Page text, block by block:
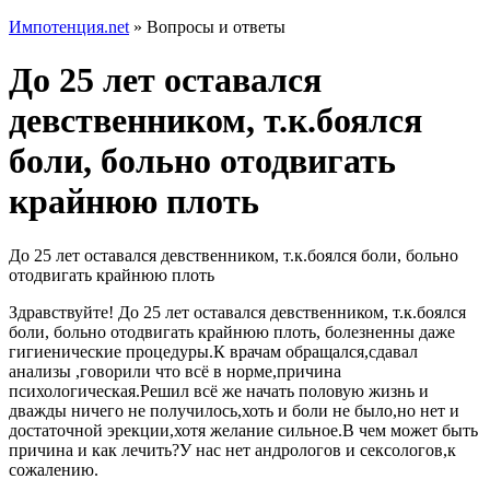
Импотенция.net » Вопросы и ответы
До 25 лет оставался
девственником, т.к.боялся
боли, больно отодвигать
крайнюю плоть
До 25 лет оставался девственником, т.к.боялся боли, больно
отодвигать крайнюю плоть
Здравствуйте! До 25 лет оставался девственником, т.к.боялся
боли, больно отодвигать крайнюю плоть, болезненны даже
гигиенические процедуры.К врачам обращался,сдавал
анализы ,говорили что всё в норме,причина
психологическая.Решил всё же начать половую жизнь и
дважды ничего не получилось,хоть и боли не было,но нет и
достаточной эрекции,хотя желание сильное.В чем может быть
причина и как лечить?У нас нет андрологов и сексологов,к
сожалению.